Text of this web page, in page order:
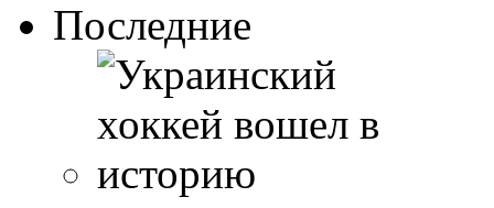
Последние